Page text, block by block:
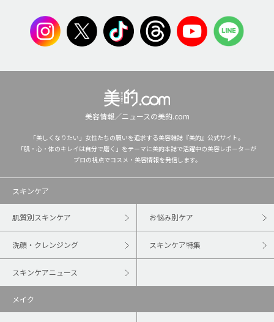
美容情報／ニュースの美的.com
「美しくなりたい」女性たちの願いを追求する美容雑誌『美的』公式サイト。
「肌・心・体のキレイは自分で磨く」をテーマに美的本誌で活躍中の美容レポーターが
プロの視点でコスメ・美容情報を発信します。
スキンケア
肌質別スキンケア お悩み別ケア
洗顔・クレンジング スキンケア特集
スキンケアニュース
メイク